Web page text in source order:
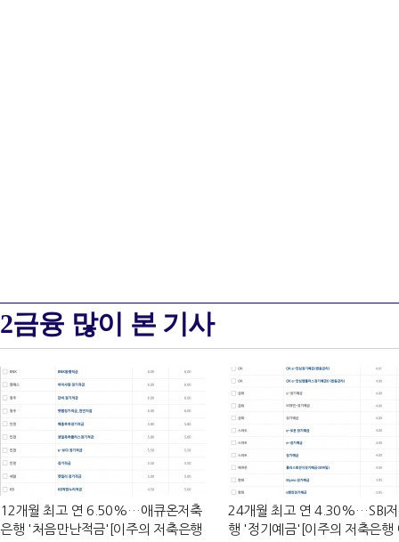
2금융 많이 본 기사
12개월 최고 연 6.50%…애큐온저축
은행 '처음만난적금'[이주의 저축은행
24개월 최고 연 4.30%…SBI
행 '정기예금'[이주의 저축은행